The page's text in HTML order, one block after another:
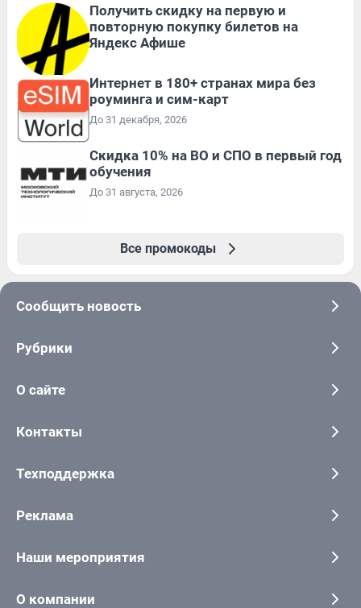
Получить скидку на первую и
повторную покупку билетов на
Яндекс Афише
Интернет в 180+ странах мира без
роуминга и сим-карт
До 31 декабря, 2026
Скидка 10% на ВО и СПО в первый год
обучения
До 31 августа, 2026
Все промокоды
Сообщить новость
Рубрики
О сайте
Контакты
Техподдержка
Реклама
Наши мероприятия
О компании